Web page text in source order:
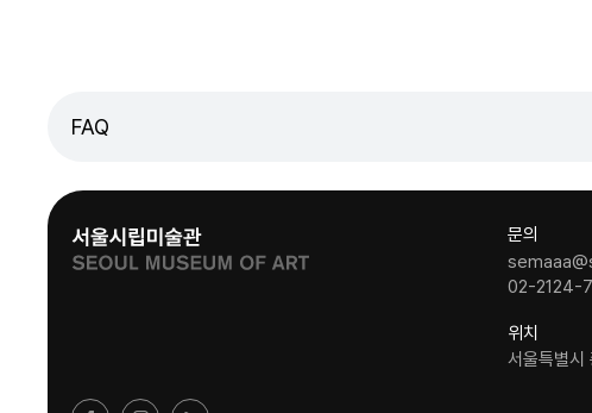
FAQ
문의
02-2124-
위치
서울특별시